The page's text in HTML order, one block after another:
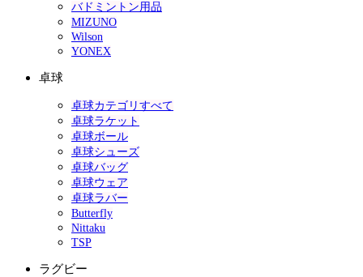
バドミントン用品
MIZUNO
Wilson
YONEX
卓球
卓球カテゴリすべて
卓球ラケット
卓球ボール
卓球シューズ
卓球バッグ
卓球ウェア
卓球ラバー
Butterfly
Nittaku
TSP
ラグビー